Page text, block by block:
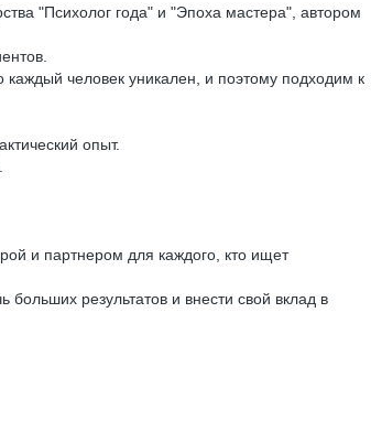
"Психолог года" и "Эпоха мастера", автором
человек уникален, и поэтому подходим к
опыт.
и партнером для каждого, кто ищет
результатов и внести свой вклад в